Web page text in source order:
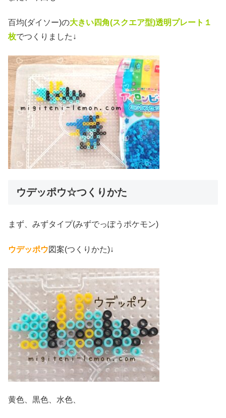
百均(ダイソー)の大きい四角(スクエア型)透明プレート１
枚でつくりました↓
ウデッポウ☆つくりかた
まず、みずタイプ(みずでっぽうポケモン)
ウデッポウ図案(つくりかた)↓
黄色、黒色、水色、